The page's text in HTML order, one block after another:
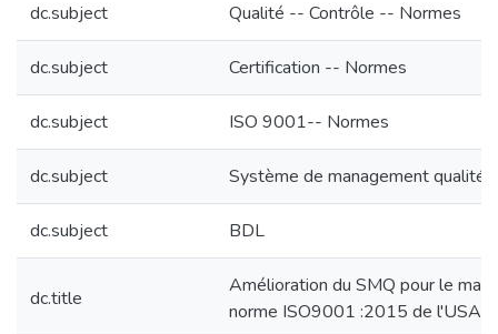
dc.subject Qualité -- Contrôle -- Normes
dc.subject Certification -- Normes
dc.subject ISO 9001-- Normes
dc.subject Système de management qualité
dc.subject BDL
dc.title
Amélioration du SMQ pour le
norme ISO9001 :2015 de l'USAI